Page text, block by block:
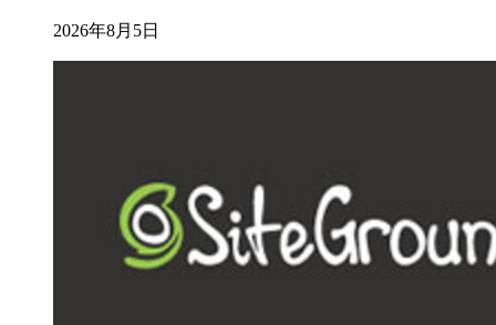
2026年8月5日